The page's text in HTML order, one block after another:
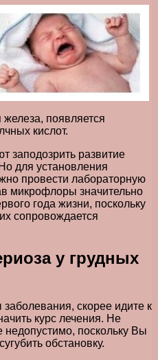
появляется
кислот.
заподозрить развитие
для установления
провести лабораторную
микрофлоры значительно
года жизни, поскольку
сопровождается
у грудных
скорее идите к
курс лечения. Не
недопустимо, поскольку Вы
обстановку.